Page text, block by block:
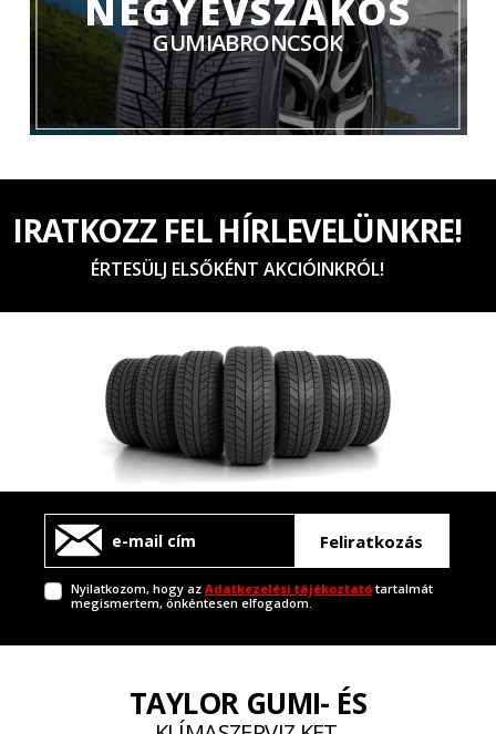
NÉGYÉVSZAKOS
GUMIABRONCSOK
IRATKOZZ FEL HÍRLEVELÜNKRE!
ÉRTESÜLJ ELSŐKÉNT AKCIÓINKRÓL!
Feliratkozás
Nyilatkozom, hogy azAdatkezelési tájékoztató tartalmát
megismertem, önkéntesen elfogadom.
TAYLOR GUMI- ÉS